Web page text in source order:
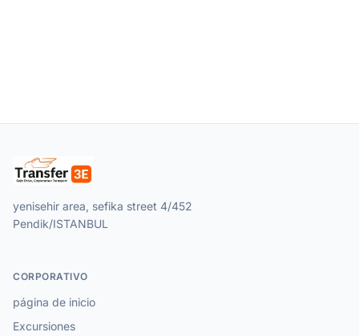
yenisehir area, sefika street 4/452
Pendik/ISTANBUL
CORPORATIVO
página de inicio
Excursiones